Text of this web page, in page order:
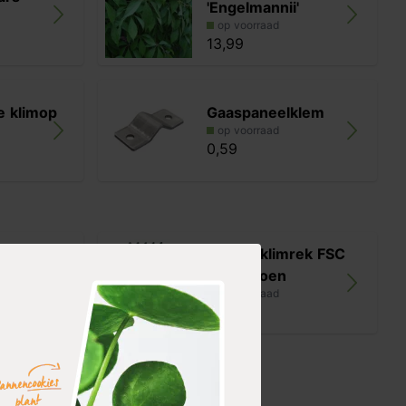
'Engelmannii'
op voorraad
13,99
klimop Gaaspaneelklem
op voorraad
0,59
Nature klimrek FSC
hout groen
op voorraad
19,99